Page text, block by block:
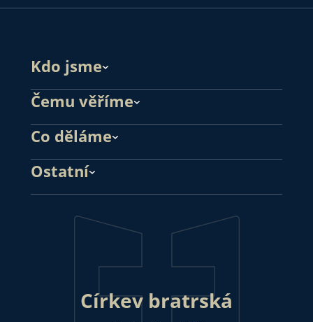
Kdo jsme
Čemu věříme
Co děláme
Ostatní
Církev bratrská